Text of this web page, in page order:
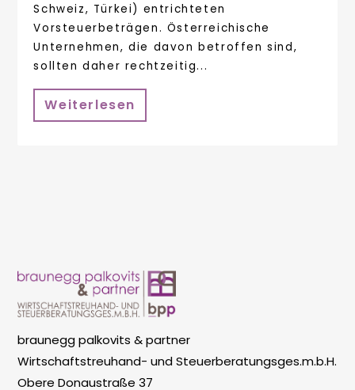
Schweiz, Türkei) entrichteten
Vorsteuerbeträgen. Österreichische
Unternehmen, die davon betroffen sind,
sollten daher rechtzeitig...
Weiterlesen
braunegg palkovits & partner
Wirtschaftstreuhand- und Steuerberatungsges.m.b.H.
Obere Donaustraße 37